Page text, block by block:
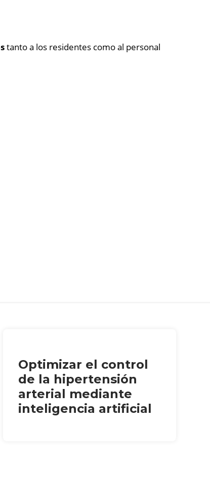
tanto a los residentes como al personal
Optimizar el control
de la hipertensión
arterial mediante
inteligencia artificial